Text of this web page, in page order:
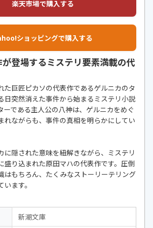
楽天市場で購入する
ショッピングで購入する
登場するミステリ要素満載の代
た巨匠ピカソの代表作であるゲルニカのタ
日突然消えた事件から始まるミステリ小説
ーである主人公の八神は、ゲルニカをめぐ
れながらも、事件の真相を明らかにしてい
に隠された意味を紐解きながら、ミステリ
盛り込まれた原田マハの代表作です。圧倒
はもちろん、たくみなストーリーテリング
ます。
新潮文庫